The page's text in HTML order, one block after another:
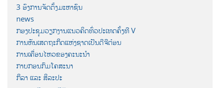
3 ອົງການຈັດຕັ້ງມະຫາຊົນ
news
ກອງປະຊຸມວຽກງານແນວຄິດທົ່ວປະເທດຄັ້ງທີ V
ການຫັນເສດຖະກິດແຫ່ງຊາດເປັນດີຈີຕ໋ອນ
ການເຄື່ອນໄຫວຂອງຄະນະນຳ
ກາບກອນກົມໂຄສະນາ
ກິລາ ແລະ ສິລະປະ